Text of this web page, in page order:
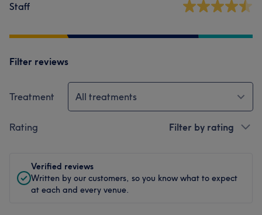
Staff
Filter reviews
Treatment All treatments
Rating Filter by rating
Verified reviews
Written by our customers, so you know what to expect
at each and every venue.